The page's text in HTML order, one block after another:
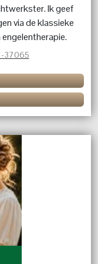
Ik geef
via de klassieke
37065